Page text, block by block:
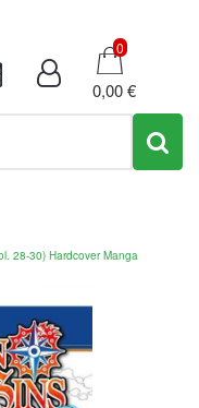
Καλάθι
0
0,00 €
28-30) Hardcover Manga